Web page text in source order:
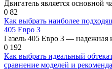
Двигатель является основной
0 82
Как выбрать наиболее
405 Евро 3
Газель 405 Евро 3 — надежная
0 192
Как выбрать идеальный
сравнение моделей и